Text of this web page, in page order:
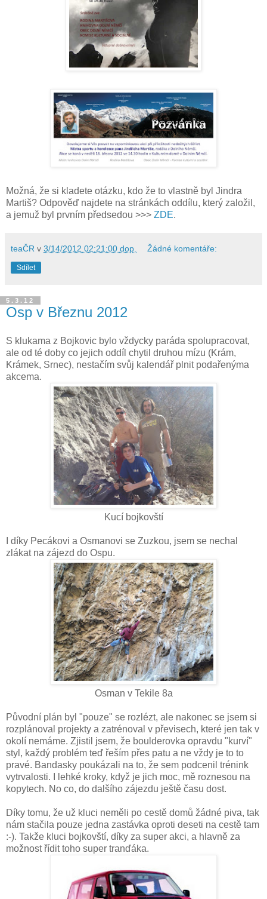
Možná, že si kladete otázku, kdo že to vlastně byl Jindra
Martiš? Odpověď najdete na stránkách oddílu, který založil,
a jemuž byl prvním předsedou >>> ZDE.
teaČR v 3/14/2012 02:21:00 dop. Žádné komentáře:
Sdílet
5.3.12
Osp v Březnu 2012
S klukama z Bojkovic bylo vždycky paráda spolupracovat,
ale od té doby co jejich oddíl chytil druhou mízu (Krám,
Krámek, Srnec), nestačím svůj kalendář plnit podařenýma
akcema.
Kucí bojkovští
I díky Pecákovi a Osmanovi se Zuzkou, jsem se nechal
zlákat na zájezd do Ospu.
Osman v Tekile 8a
Původní plán byl "pouze" se rozlézt, ale nakonec se jsem si
rozplánoval projekty a zatrénoval v převisech, které jen tak v
okolí nemáme. Zjistil jsem, že boulderovka opravdu "kurví"
styl, každý problém teď řeším přes patu a ne vždy je to to
pravé. Bandasky poukázali na to, že sem podcenil trénink
vytrvalosti. I lehké kroky, když je jich moc, mě roznesou na
kopytech. No co, do dalšího zájezdu ještě času dost.
Díky tomu, že už kluci neměli po cestě domů žádné piva, tak
nám stačila pouze jedna zastávka oproti deseti na cestě tam
:-). Takže kluci bojkovští, díky za super akci, a hlavně za
možnost řídit toho super tranďáka.